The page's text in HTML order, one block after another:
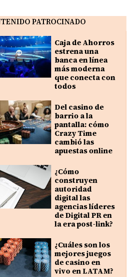
PATROCINADO
Caja de Ahorros
estrena una
banca en línea
más moderna
que conecta con
todos
Del casino de
barrio a la
pantalla: cómo
Crazy Time
cambió las
apuestas online
¿Cómo
construyen
autoridad
digital las
agencias líderes
de Digital PR en
la era post-link?
¿Cuáles son los
mejores juegos
de casino en
vivo en LATAM?